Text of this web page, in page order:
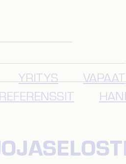
YRITYS
VAPAAT